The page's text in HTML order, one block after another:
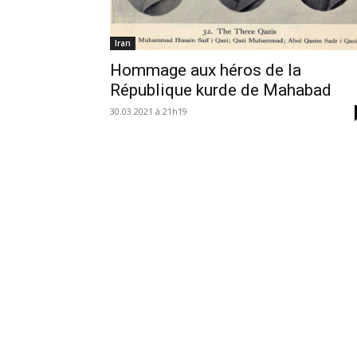
Iran
Hommage aux héros de la
République kurde de Mahabad
30.03.2021 à 21h19